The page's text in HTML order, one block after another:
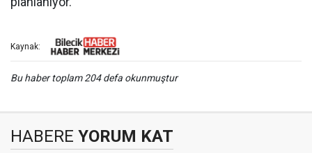
Kaynak:
Bu haber toplam 204 defa okunmuştur
HABERE YORUM KAT